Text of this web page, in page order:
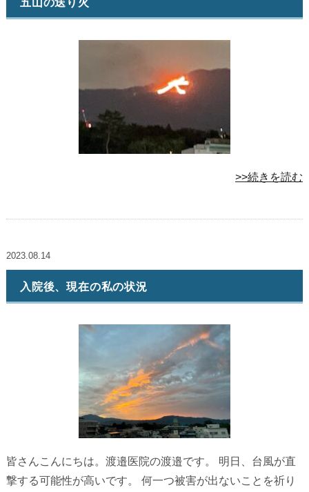
五山の送り火
>>続きを読む
2023.08.14
入院後、現在の私の状況
皆さんこんにちは。渡邉医院の渡邉です。 明日、台風が直
撃する可能性が高いです。 何一つ被害が出ないことを祈り